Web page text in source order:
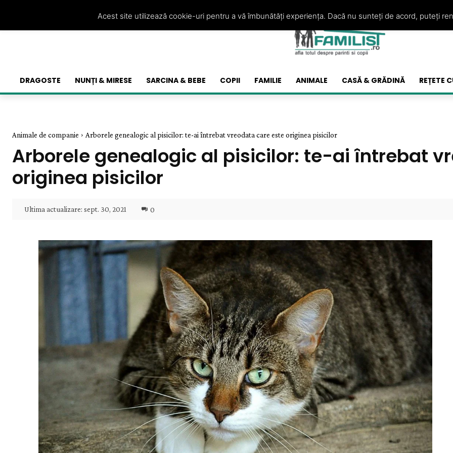
DRAGOSTE NUNȚI & MIRESE SARCINA & BEBE COPII FAMILIE ANIMALE CASĂ & GRĂDINĂ REȚETE
Animale de companie Arborele genealogic al pisicilor: te-ai întrebat vreodata care este originea pisicilor
Arborele genealogic al pisicilor: te-ai întrebat
originea pisicilor
Ultima actualizare: sept. 30, 2021 0
Acest site utilizează cookie-uri pentru a vă îmbunătăți experiența. Dacă nu sunteți de acord, puteți